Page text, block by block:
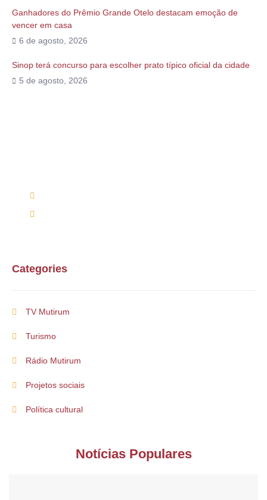
Ganhadores do Prêmio Grande Otelo destacam emoção de
vencer em casa
6 de agosto, 2026
Sinop terá concurso para escolher prato típico oficial da cidade
5 de agosto, 2026
Categories
TV Mutirum
Turismo
Rádio Mutirum
Projetos sociais
Política cultural
Notícias Populares